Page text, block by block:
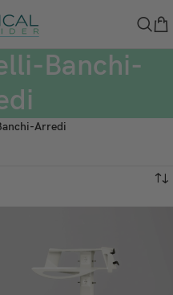
Banchi-
Arredi